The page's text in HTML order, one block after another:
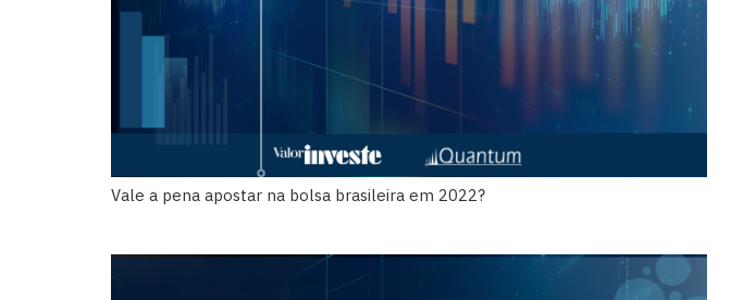
Vale a pena apostar na bolsa brasileira em 2022?